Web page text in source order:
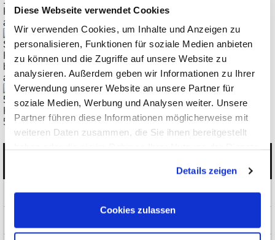
Diese Webseite verwendet Cookies
Wir verwenden Cookies, um Inhalte und Anzeigen zu
personalisieren, Funktionen für soziale Medien anbieten
zu können und die Zugriffe auf unsere Website zu
analysieren. Außerdem geben wir Informationen zu Ihrer
Verwendung unserer Website an unsere Partner für
soziale Medien, Werbung und Analysen weiter. Unsere
Partner führen diese Informationen möglicherweise mit
weiteren Daten zusammen, die Sie ihnen bereitgestellt
Details zeigen
Cookies zulassen
Keysight EL4900 regenerative Gleichstrom-Lasten bis 12kW
ab € 5.712,00
Keysight RP5900 Gleichstrom-Regenerativ-Stromversorgung
bis 12kW
ab € 6.214,18
Keysight DP5700 Gleichstromversorgung, 1,5kW, 3,4kW,
5kW, 7,5kW
Produkte